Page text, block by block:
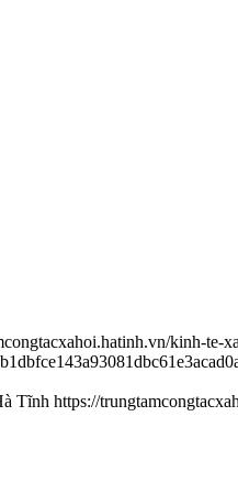
kinh-te-
Tĩnh https://